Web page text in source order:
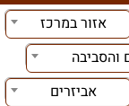
אזור במרכז
והסביבה
אביזרים